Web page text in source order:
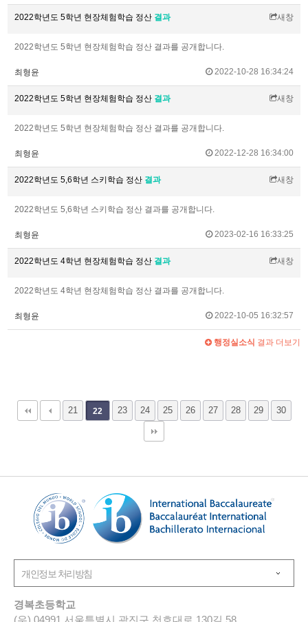
2022학년도 5학년 현장체험학습 정산 결과 새창
2022학년도 5학년 현장체험학습 정산 결과를 공개합니다.
최형윤 2022-10-28 16:34:24
2022학년도 5학년 현장체험학습 정산 결과 새창
2022학년도 5학년 현장체험학습 정산 결과를 공개합니다.
최형윤 2022-12-28 16:34:00
2022학년도 5,6학년 스키학습 정산 결과 새창
2022학년도 5,6학년 스키학습 정산 결과를 공개합니다.
최형윤 2023-02-16 16:33:25
2022학년도 4학년 현장체험학습 정산 결과 새창
2022학년도 4학년 현장체험학습 정산 결과를 공개합니다.
최형윤 2022-10-05 16:32:57
행정실소식 결과 더보기
21 22 23 24 25 26 27 28 29 30
경복초등학교
(우) 04991 서울특별시 광진구 천호대로 130길 58